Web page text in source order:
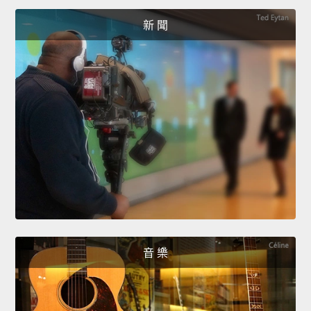
新 聞
音 樂